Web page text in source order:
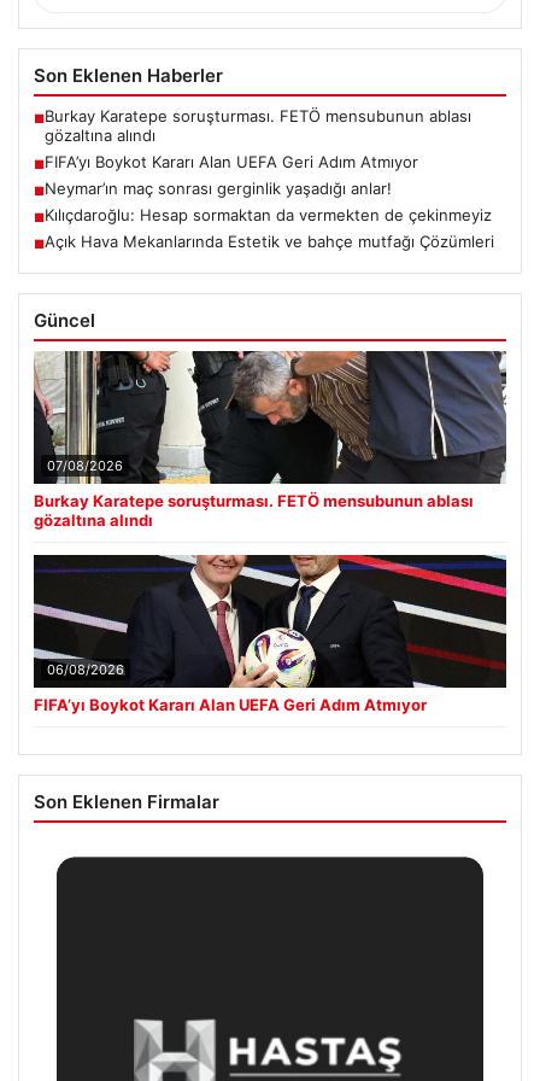
Son Eklenen Haberler
■Burkay Karatepe soruşturması. FETÖ mensubunun ablası
gözaltına alındı
■FIFA’yı Boykot Kararı Alan UEFA Geri Adım Atmıyor
■Neymar’ın maç sonrası gerginlik yaşadığı anlar!
■Kılıçdaroğlu: Hesap sormaktan da vermekten de çekinmeyiz
■Açık Hava Mekanlarında Estetik ve bahçe mutfağı Çözümleri
Güncel
07/08/2026
Burkay Karatepe soruşturması. FETÖ mensubunun ablası
gözaltına alındı
06/08/2026
FIFA’yı Boykot Kararı Alan UEFA Geri Adım Atmıyor
Son Eklenen Firmalar